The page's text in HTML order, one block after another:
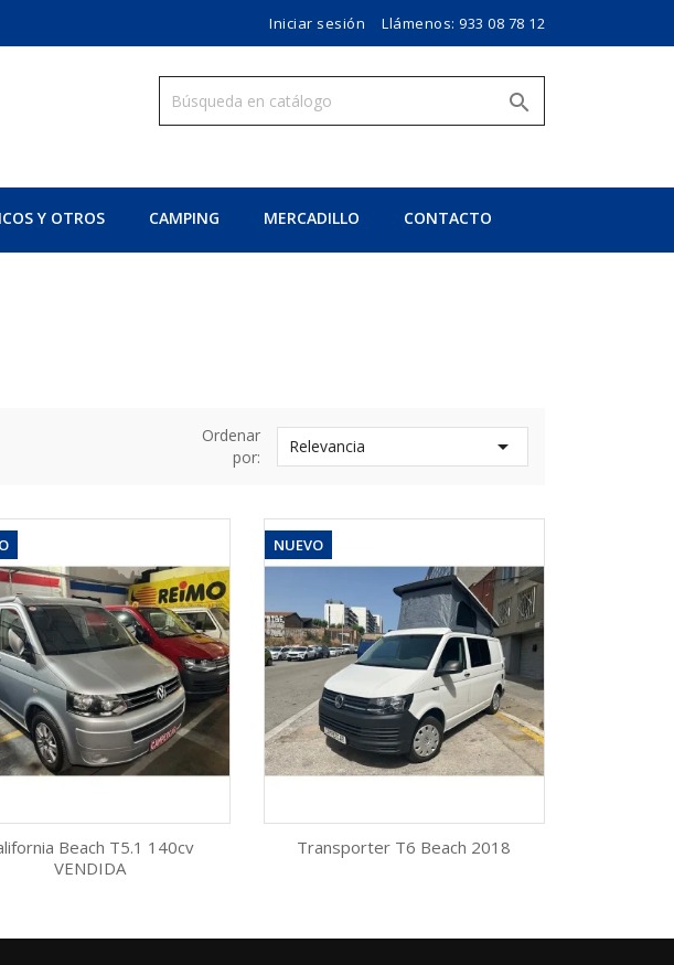
Iniciar sesión Llámenos: 933 08 78 12

Y OTROS CAMPING MERCADILLO CONTACTO
Ordenar
por:
Relevancia 
Beach T5.1 140cv
VENDIDA
NUEVO
Transporter T6 Beach 2018